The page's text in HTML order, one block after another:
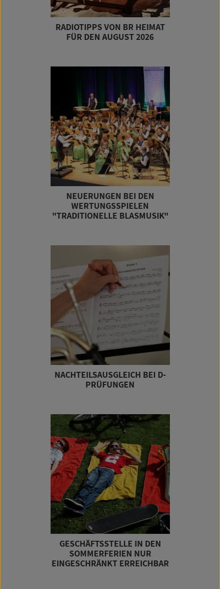
RADIOTIPPS VON BR HEIMAT
FÜR DEN AUGUST 2026
NEUERUNGEN BEI DEN
WERTUNGSSPIELEN
"TRADITIONELLE BLASMUSIK"
NACHTEILSAUSGLEICH BEI D-
PRÜFUNGEN
GESCHÄFTSSTELLE IN DEN
SOMMERFERIEN NUR
EINGESCHRÄNKT ERREICHBAR